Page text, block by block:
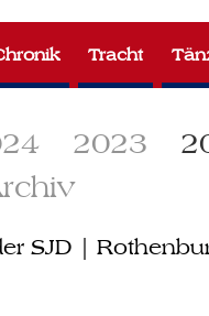
2023
Tracht
SJD |